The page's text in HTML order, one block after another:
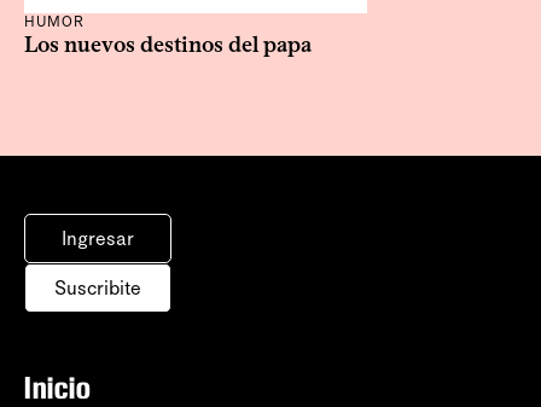
HUMOR
Los nuevos destinos del papa
Ingresar
Suscribite
Inicio